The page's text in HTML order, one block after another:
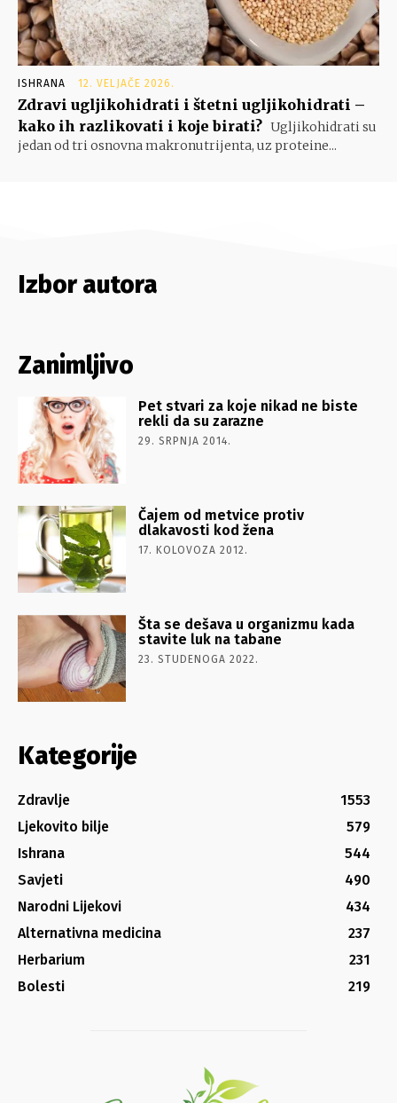
ISHRANA 12. VELJAČE 2026.
Zdravi ugljikohidrati i štetni ugljikohidrati –
kako ih razlikovati i koje birati? Ugljikohidrati su
jedan od tri osnovna makronutrijenta, uz proteine...
Izbor autora
Zanimljivo
Pet stvari za koje nikad ne biste
rekli da su zarazne
29. SRPNJA 2014.
Čajem od metvice protiv
dlakavosti kod žena
17. KOLOVOZA 2012.
Šta se dešava u organizmu kada
stavite luk na tabane
23. STUDENOGA 2022.
Kategorije
Zdravlje
1553
Ljekovito bilje
579
Ishrana
544
Savjeti
490
Narodni Lijekovi
434
Alternativna medicina
237
Herbarium
231
Bolesti
219